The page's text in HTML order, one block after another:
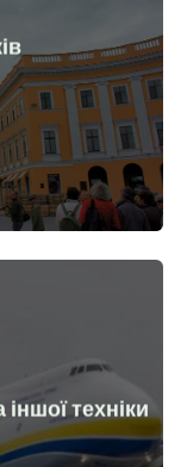
початку
іншої техніки
початку війни